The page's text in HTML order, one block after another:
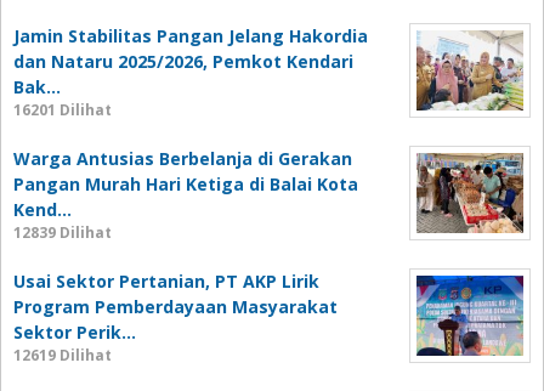
Jamin Stabilitas Pangan Jelang Hakordia
dan Nataru 2025/2026, Pemkot Kendari
Bak…
16201 Dilihat
Warga Antusias Berbelanja di Gerakan
Pangan Murah Hari Ketiga di Balai Kota
Kend…
12839 Dilihat
Usai Sektor Pertanian, PT AKP Lirik
Program Pemberdayaan Masyarakat
Sektor Perik…
12619 Dilihat